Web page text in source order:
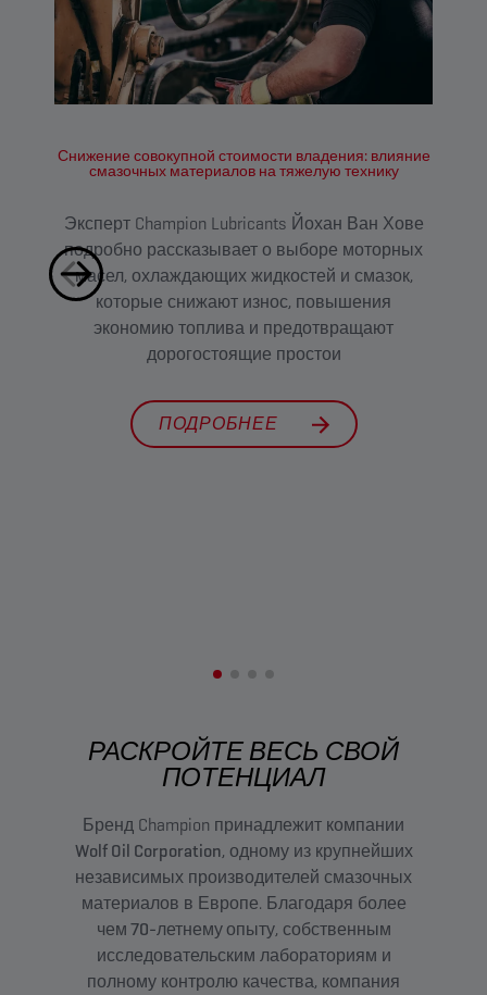
Снижение совокупной стоимости владения: влияние
смазочных материалов на тяжелую технику
Эксперт Champion Lubricants Йохан Ван Хове
подробно рассказывает о выборе моторных
масел, охлаждающих жидкостей и смазок,
которые снижают износ, повышения
экономию топлива и предотвращают
дорогостоящие простои
ПОДРОБНЕЕ
РАСКРОЙТЕ ВЕСЬ СВОЙ
ПОТЕНЦИАЛ
Бренд Champion принадлежит компании
Wolf Oil Corporation, одному из крупнейших
независимых производителей смазочных
материалов в Европе. Благодаря более
чем 70-летнему опыту, собственным
исследовательским лабораториям и
полному контролю качества, компания